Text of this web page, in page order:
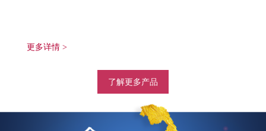
更多详情 >
了解更多产品